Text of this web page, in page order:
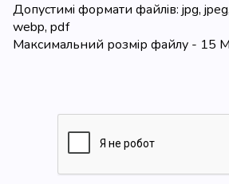
Допустимі формати файлів: jpg,
webp, pdf
Максимальний розмір файлу - 15